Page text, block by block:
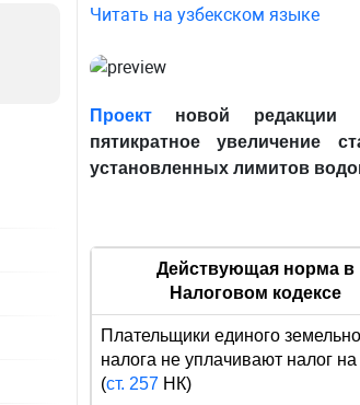
Читать на узбекском языке
Проектновой редакции
пятикратное увеличение
установленных лимитов
Действующая норма в
Налоговом кодексе
Плательщики единого
налога не уплачивают налог
(ст. 257 НК)